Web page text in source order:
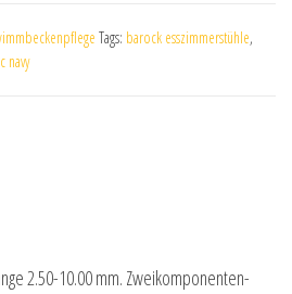
Tags: barock esszimmerstühle,
navy
2.50-10.00 mm. Zweikomponenten-